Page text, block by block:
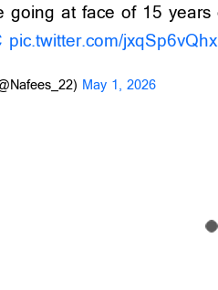
going at face of 15
pic.twitter.com/jxqSp6vQhx
May 1, 2026